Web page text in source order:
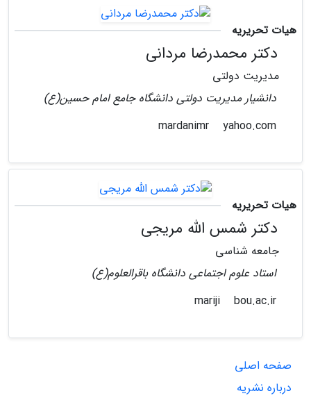
هیات تحریریه
دکتر محمدرضا مردانی
مدیریت دولتی
دانشیار مدیریت دولتی دانشگاه جامع امام حسین(ع)
yahoo.com
هیات تحریریه
دکتر شمس الله مریجی
جامعه شناسی
استاد علوم اجتماعی دانشگاه باقرالعلوم(ع)
bou.ac.ir
صفحه اصلی
درباره نشریه